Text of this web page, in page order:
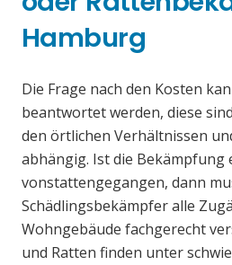
Hamburg
Die Frage nach den Kosten
beantwortet werden, diese
den örtlichen Verhältnissen
abhängig. Ist die Bekämpfung
vonstattengegangen, dann
Schädlingsbekämpfer alle
Wohngebäude fachgerecht
und Ratten finden unter